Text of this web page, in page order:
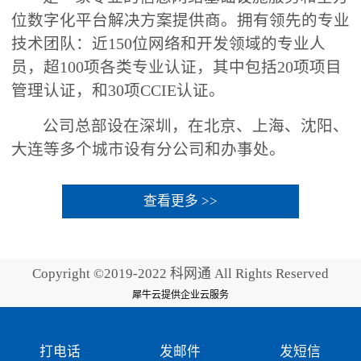
位数字化平台解决方案提供商。拥有领先的专业
技术团队：近150位网络和开发领域的专业人
员，超100项各类专业认证，其中包括20项项目
管理认证，和30项CCIE认证。
公司总部设在深圳，在北京、上海、沈阳、
大连等多个城市设有分公司和办事处。
查看更多 >>
Copyright ©2019-2022 科网通 All Rights Reserved
犀牛云提供企业云服务
打电话 发邮件 发短信